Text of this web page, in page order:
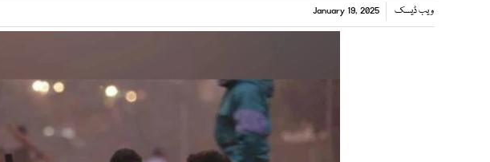
ویب ڈیسک January 19, 2025